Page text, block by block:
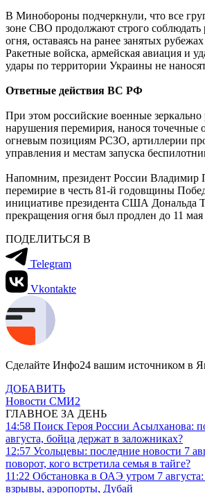
В Минобороны подчеркнули, что все
зоне СВО продолжают строго
огня, оставаясь на ранее занятых
Ракетные войска, армейская авиация и
удары по территории Украины не
Ответные действия ВС РФ
При этом российские военные зеркально
нарушения перемирия, нанося точечные
огневым позициям РСЗО, артиллерии
управления и местам запуска
Напомним, президент России Владимир
перемирие в честь 81-й годовщины
инициативе президента США Дональда
прекращения огня был продлен до 11
ПОДЕЛИТЬСЯ В
Telegram
Vkontakte
Сделайте Инфо24 вашим источником в
ДОБАВИТЬ
Новости СМИ2
ГЛАВНОЕ ЗА ДЕНЬ
14:58 Поиск Героя России Асылханова:
августа, бойца держат в заложниках?
12:57 Усольцевы: последние новости 7
поворот, кого встретила семья в тайге?
11:22 Обстановка в ОАЭ утром 7
взрывы, аэропорты, Дубай